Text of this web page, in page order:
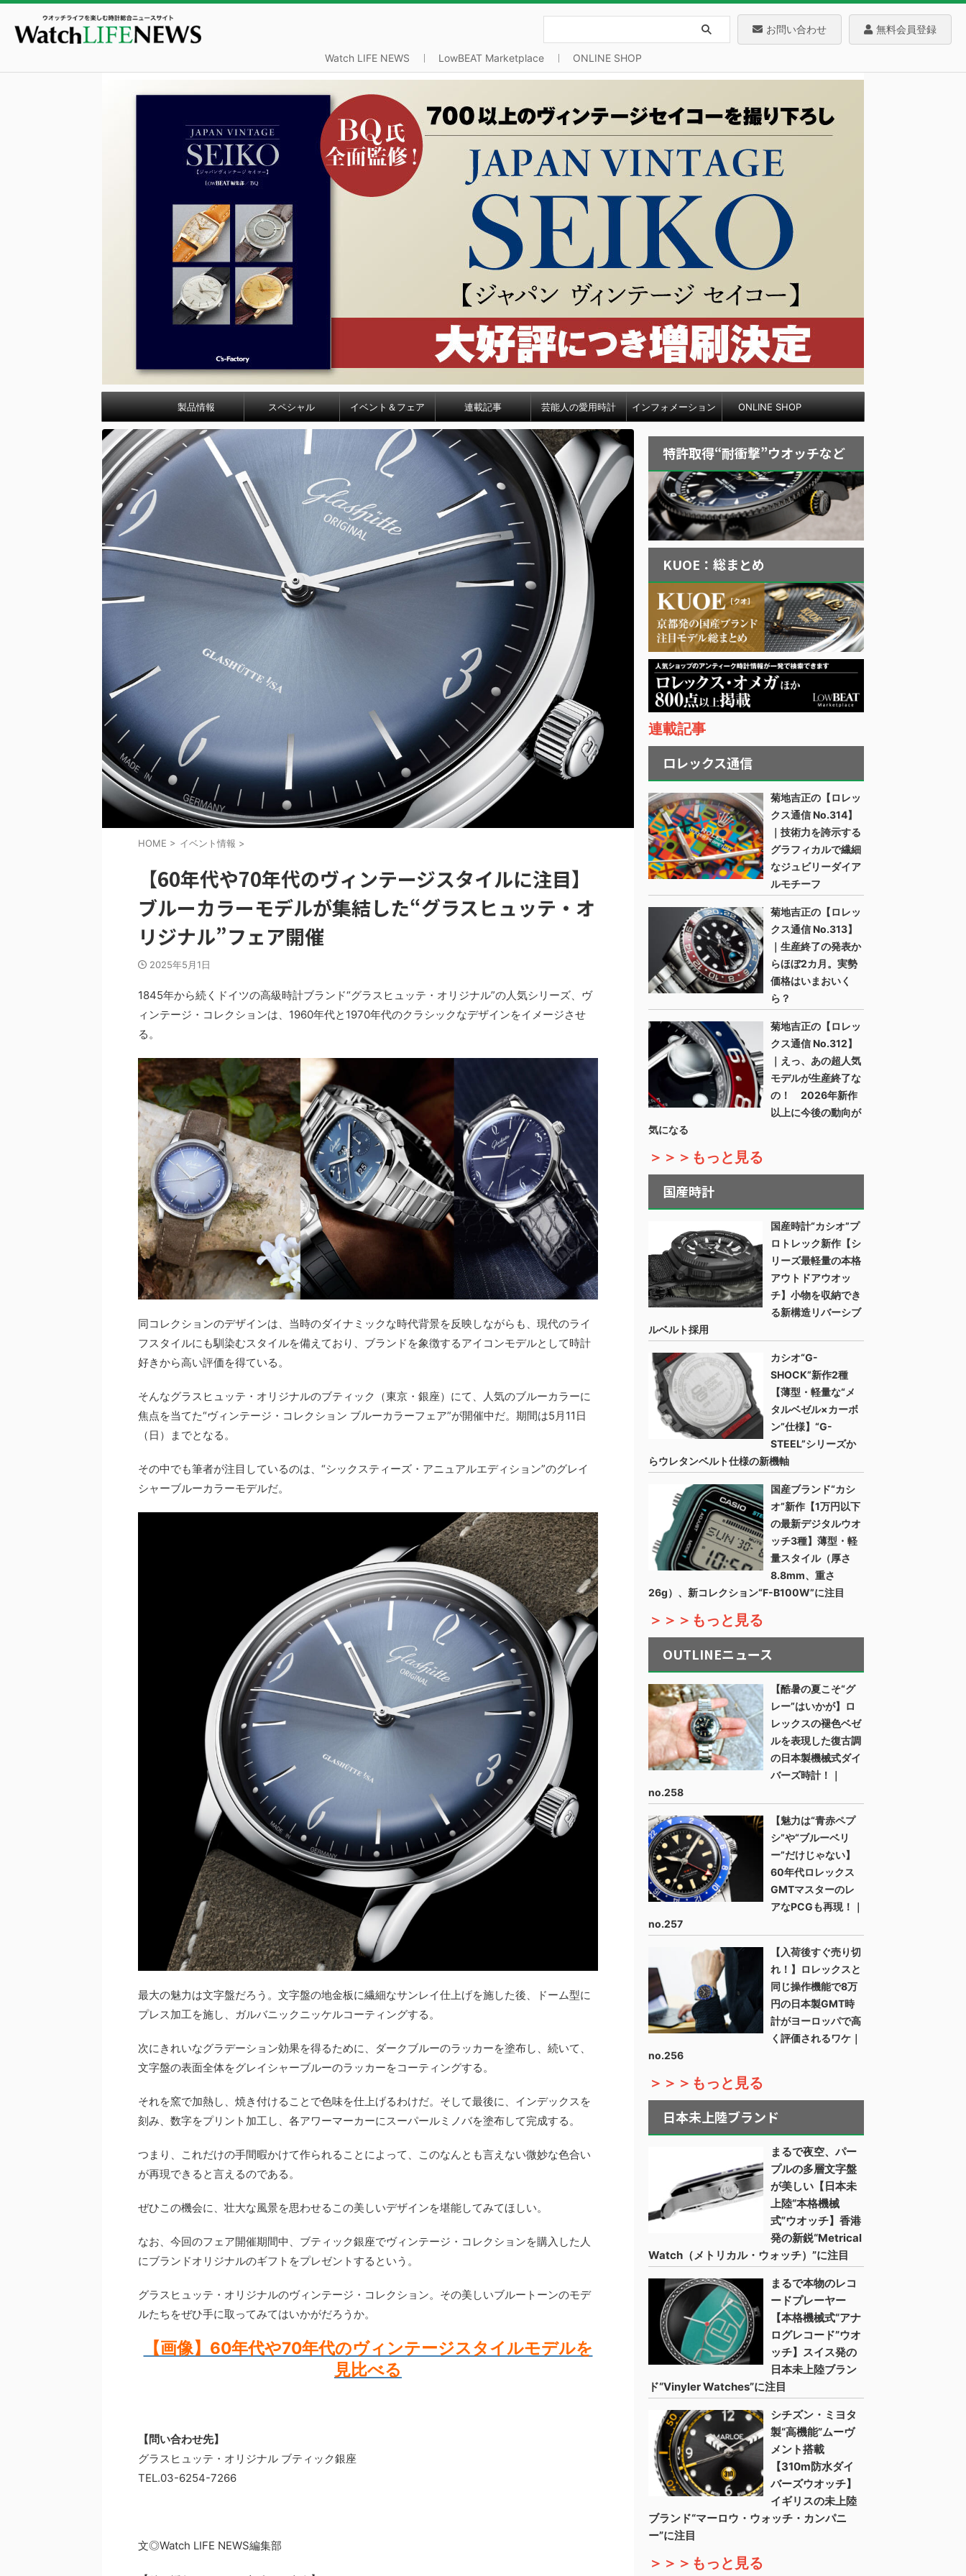
お問い合わせ 無料会員登録
Watch LIFE NEWS LowBEAT Marketplace ONLINE SHOP
製品情報 スペシャル イベント＆フェア 連載記事 芸能人の愛用時計 インフォメーション ONLINE SHOP
HOME > イベント情報 >
【60年代や70年代のヴィンテージスタイルに注目】
ブルーカラーモデルが集結した“グラスヒュッテ・オ
リジナル”フェア開催
2025年5月1日
1845年から続くドイツの高級時計ブランド“グラスヒュッテ・オリジナル”の人気シリーズ、ヴ
ィンテージ・コレクションは、1960年代と1970年代のクラシックなデザインをイメージさせ
る。
同コレクションのデザインは、当時のダイナミックな時代背景を反映しながらも、現代のライ
フスタイルにも馴染むスタイルを備えており、ブランドを象徴するアイコンモデルとして時計
好きから高い評価を得ている。
そんなグラスヒュッテ・オリジナルのブティック（東京・銀座）にて、人気のブルーカラーに
焦点を当てた“ヴィンテージ・コレクション ブルーカラーフェア”が開催中だ。期間は5月11日
（日）までとなる。
その中でも筆者が注目しているのは、“シックスティーズ・アニュアルエディション”のグレイ
シャーブルーカラーモデルだ。
最大の魅力は文字盤だろう。文字盤の地金板に繊細なサンレイ仕上げを施した後、ドーム型に
プレス加工を施し、ガルバニックニッケルコーティングする。
次にきれいなグラデーション効果を得るために、ダークブルーのラッカーを塗布し、続いて、
文字盤の表面全体をグレイシャーブルーのラッカーをコーティングする。
それを窯で加熱し、焼き付けることで色味を仕上げるわけだ。そして最後に、インデックスを
刻み、数字をプリント加工し、各アワーマーカーにスーパールミノバを塗布して完成する。
つまり、これだけの手間暇かけて作られることによって、このなんとも言えない微妙な色合い
が再現できると言えるのである。
ぜひこの機会に、壮大な風景を思わせるこの美しいデザインを堪能してみてほしい。
なお、今回のフェア開催期間中、ブティック銀座でヴィンテージ・コレクションを購入した人
にブランドオリジナルのギフトをプレゼントするという。
グラスヒュッテ・オリジナルのヴィンテージ・コレクション。その美しいブルートーンのモデ
ルたちをぜひ手に取ってみてはいかがだろうか。
【画像】60年代や70年代のヴィンテージスタイルモデルを
見比べる
【問い合わせ先】
グラスヒュッテ・オリジナル ブティック銀座
TEL.03-6254-7266
文◎Watch LIFE NEWS編集部
特許取得“耐衝撃”ウオッチなど
KUOE：総まとめ
連載記事
ロレックス通信
菊地吉正の【ロレッ
クス通信 No.314】
｜技術力を誇示する
グラフィカルで繊細
なジュビリーダイア
ルモチーフ
菊地吉正の【ロレッ
クス通信 No.313】
｜生産終了の発表か
らほぼ2カ月。実勢
価格はいまおいく
ら？
菊地吉正の【ロレッ
クス通信 No.312】
｜えっ、あの超人気
モデルが生産終了な
の！ 2026年新作
以上に今後の動向が
気になる
＞＞＞もっと見る
国産時計
国産時計“カシオ”プ
ロトレック新作【シ
リーズ最軽量の本格
アウトドアウオッ
チ】小物を収納でき
る新構造リバーシブ
ルベルト採用
カシオ“G-
SHOCK”新作2種
【薄型・軽量な“メ
タルベゼル×カーボ
ン”仕様】“G-
STEEL”シリーズか
らウレタンベルト仕様の新機軸
国産ブランド“カシ
オ”新作【1万円以下
の最新デジタルウオ
ッチ3種】薄型・軽
量スタイル（厚さ
8.8mm、重さ
26g）、新コレクション“F-B100W”に注目
＞＞＞もっと見る
OUTLINEニュース
【酷暑の夏こそ“グ
レー”はいかが】ロ
レックスの褪色ベゼ
ルを表現した復古調
の日本製機械式ダイ
バーズ時計！｜
no.258
【魅力は“青赤ペプ
シ”や“ブルーベリ
ー”だけじゃない】
60年代ロレックス
GMTマスターのレ
アなPCGも再現！｜
no.257
【入荷後すぐ売り切
れ！】ロレックスと
同じ操作機能で8万
円の日本製GMT時
計がヨーロッパで高
く評価されるワケ｜
no.256
＞＞＞もっと見る
日本未上陸ブランド
まるで夜空、パー
プルの多層文字盤
が美しい【日本未
上陸“本格機械
式”ウオッチ】香港
発の新鋭“Metrical
Watch（メトリカル・ウォッチ）”に注目
まるで本物のレコ
ードプレーヤー
【本格機械式“アナ
ログレコード”ウオ
ッチ】スイス発の
日本未上陸ブラン
ド“Vinyler Watches”に注目
シチズン・ミヨタ
製“高機能”ムーヴ
メント搭載
【310m防水ダイ
バーズウオッチ】
イギリスの未上陸
ブランド“マーロウ・ウォッチ・カンパニ
ー”に注目
＞＞＞もっと見る